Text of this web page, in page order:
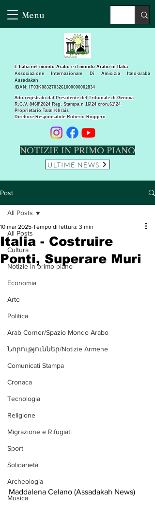
Menu
Sito registrato dal Presidente del Tribunale di Genova
R.G.V. 8468\2024 Reg. Stampa n 16\24 cron.61\24 ​
Proprietario Talal Khrais
Direttore Responsabile Roberto Roggero
L’Italia nel mondo Arabo e il mondo Arabo in Italia
Associazione Internazionale Di Amicizia Italo-araba
Assadakah
IBAN: IT03K0832703261000000002834
NOTIZIE IN PRIMO PIANO
ULTIME NEWS
Post
All Posts
Cultura
Notizie in primo piano
Economia
Arte
Politica
Arab Corner/Spazio Mondo Arabo
Նորություններ/Notizie Armene
Comunicati Stampa
Cronaca
Tecnologia
Religione
Migrazione e Rifugiati
Sport
Solidarietà
Archeologia
Musica
All Posts
Italia - Costruire
Ponti, Superare Muri
10 mar 2025 Tempo di lettura: 3 min
Maddalena Celano (Assadakah News)